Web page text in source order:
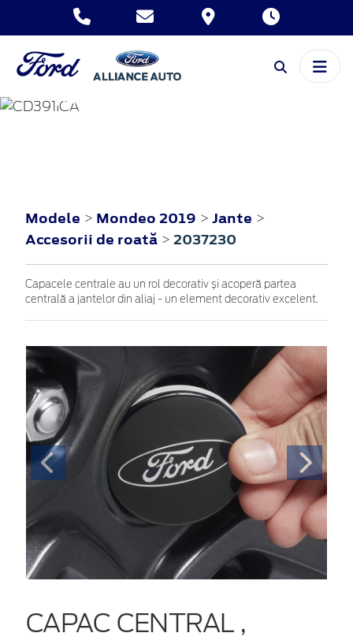
MONDEO
Modele > Mondeo 2019 > Jante >
Accesorii de roată > 2037230
Capacele centrale au un rol decorativ și acoperă partea
centrală a jantelor din aliaj - un element decorativ excelent.
CAPAC CENTRAL ,